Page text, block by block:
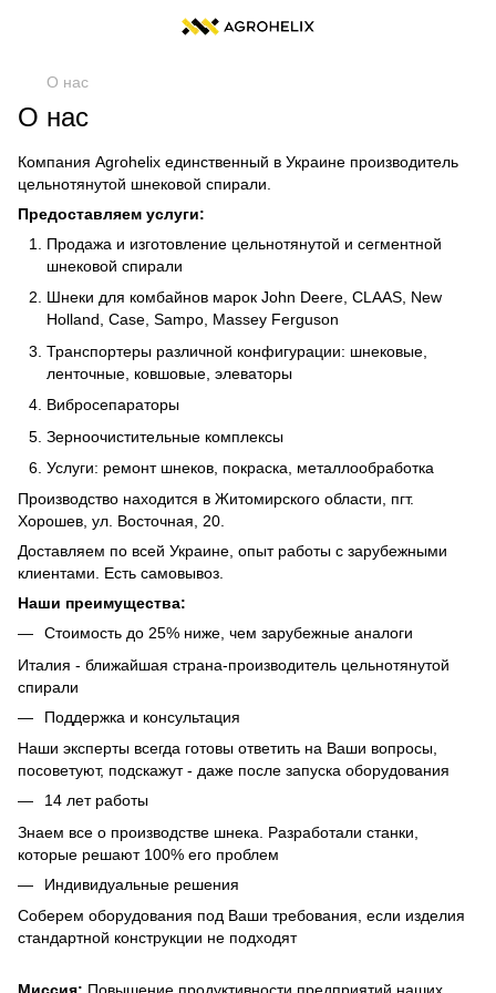
О нас
О нас
Компания Agrohelix единственный в Украине производитель
цельнотянутой шнековой спирали.
Предоставляем услуги:
Продажа и изготовление цельнотянутой и сегментной
шнековой спирали
Шнеки для комбайнов марок John Deere, CLAAS, New
Holland, Case, Sampo, Massey Ferguson
Транспортеры различной конфигурации: шнековые,
ленточные, ковшовые, элеваторы
Вибросепараторы
Зерноочистительные комплексы
Услуги: ремонт шнеков, покраска, металлообработка
Производство находится в Житомирского области, пгт.
Хорошев, ул. Восточная, 20.
Доставляем по всей Украине, опыт работы с зарубежными
клиентами. Есть самовывоз.
Наши преимущества:
Стоимость до 25% ниже, чем зарубежные аналоги
Италия - ближайшая страна-производитель цельнотянутой
спирали
Поддержка и консультация
Наши эксперты всегда готовы ответить на Ваши вопросы,
посоветуют, подскажут - даже после запуска оборудования
14 лет работы
Знаем все о производстве шнека. Разработали станки,
которые решают 100% его проблем
Индивидуальные решения
Соберем оборудования под Ваши требования, если изделия
стандартной конструкции не подходят